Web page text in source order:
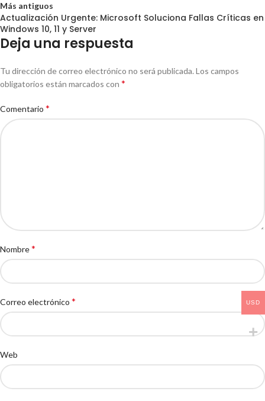
Más antiguos
Actualización Urgente: Microsoft Soluciona Fallas Críticas en
Windows 10, 11 y Server
Deja una respuesta
Tu dirección de correo electrónico no será publicada. Los campos
obligatorios están marcados con *
Comentario *
Nombre*
Correo electrónico *
Web
USD